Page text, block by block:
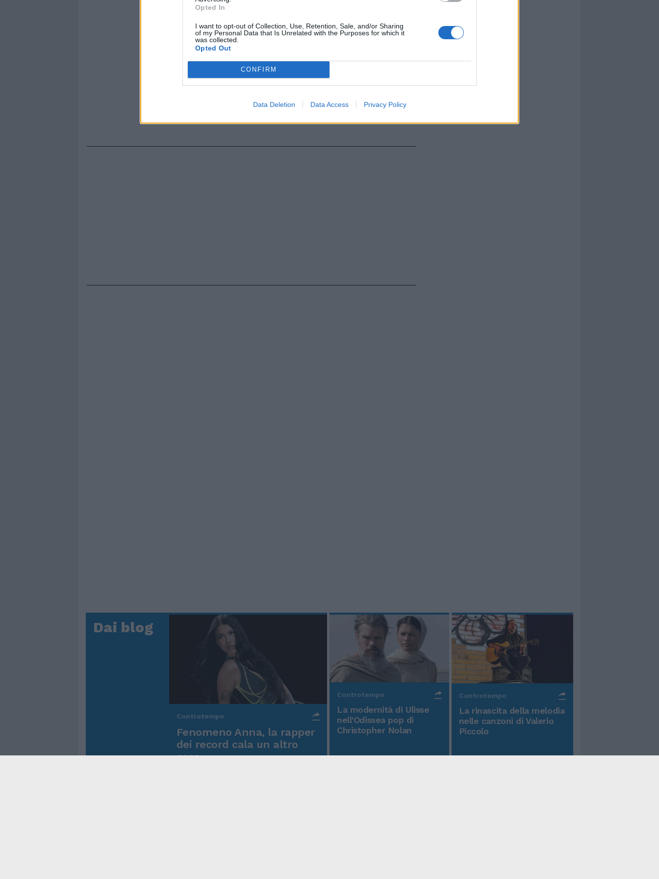
Opted In
I want to opt-out of Collection, Use, Retention, Sale, and/or Sharing
of my Personal Data that Is Unrelated with the Purposes for which it
was collected.
Opted Out
CONFIRM
Data Deletion Data Access Privacy Policy
Dai blog
Controtempo
Fenomeno Anna, la rapper
dei record cala un altro
asso
Controtempo
La modernità di Ulisse
nell'Odissea pop di
Christopher Nolan
Controtempo
La rinascita della melodia
nelle canzoni di Valerio
Piccolo